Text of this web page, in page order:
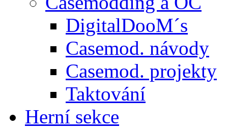
DigitalDooM´s
Casemod. návody
Casemod. projekty
Taktování
Herní sekce